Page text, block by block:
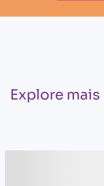
Explore mais